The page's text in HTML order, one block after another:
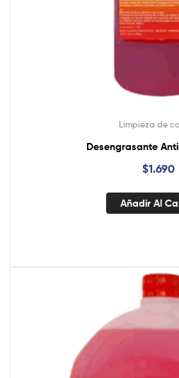
Limpieza de
Desengrasante
$1.690
Añadir Al